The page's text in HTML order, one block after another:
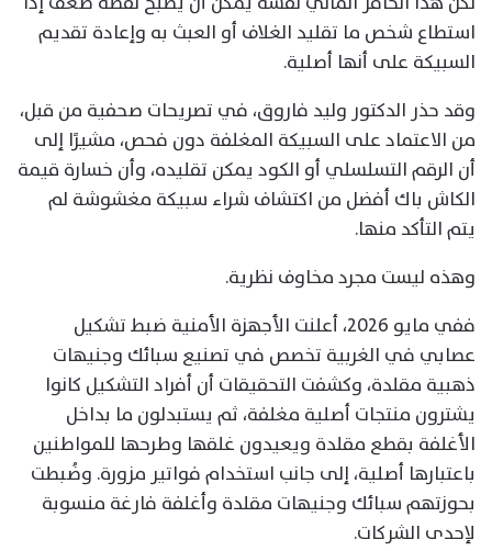
استطاع شخص ما تقليد الغلاف أو العبث به وإعادة تقديم
السبيكة على أنها أصلية.
وقد حذر الدكتور وليد فاروق، في تصريحات صحفية من قبل،
من الاعتماد على السبيكة المغلفة دون فحص، مشيرًا إلى
أن الرقم التسلسلي أو الكود يمكن تقليده، وأن خسارة قيمة
الكاش باك أفضل من اكتشاف شراء سبيكة مغشوشة لم
يتم التأكد منها.
وهذه ليست مجرد مخاوف نظرية.
ففي مايو 2026، أعلنت الأجهزة الأمنية ضبط تشكيل
عصابي في الغربية تخصص في تصنيع سبائك وجنيهات
ذهبية مقلدة، وكشفت التحقيقات أن أفراد التشكيل كانوا
يشترون منتجات أصلية مغلفة، ثم يستبدلون ما بداخل
الأغلفة بقطع مقلدة ويعيدون غلقها وطرحها للمواطنين
باعتبارها أصلية، إلى جانب استخدام فواتير مزورة. وضُبطت
بحوزتهم سبائك وجنيهات مقلدة وأغلفة فارغة منسوبة
لإحدى الشركات.